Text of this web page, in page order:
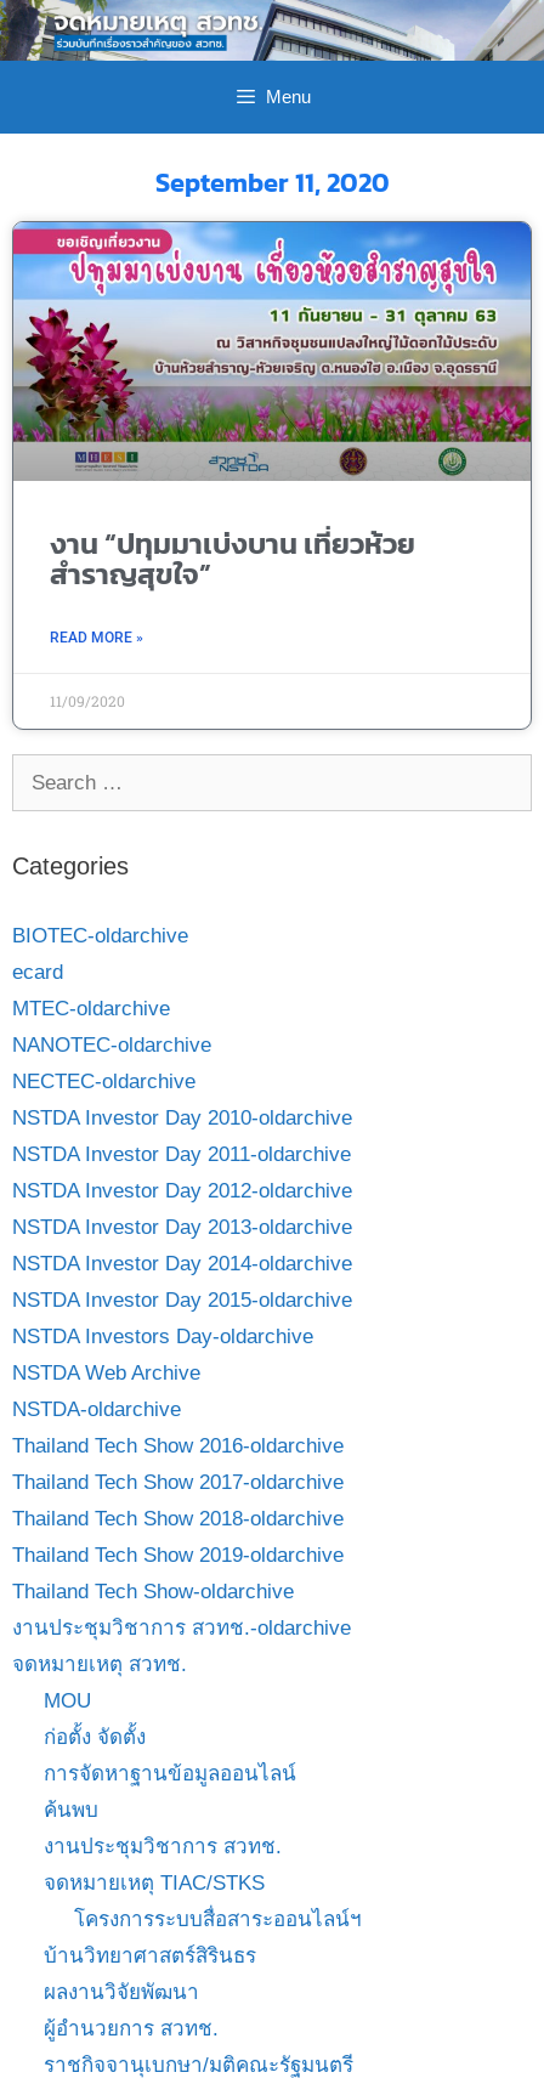
Menu
September 11, 2020
งาน “ปทุมมาเบ่งบาน เที่ยวห้วย
สำราญสุขใจ”
READ MORE »
11/09/2020
Categories
BIOTEC-oldarchive
ecard
MTEC-oldarchive
NANOTEC-oldarchive
NECTEC-oldarchive
NSTDA Investor Day 2010-oldarchive
NSTDA Investor Day 2011-oldarchive
NSTDA Investor Day 2012-oldarchive
NSTDA Investor Day 2013-oldarchive
NSTDA Investor Day 2014-oldarchive
NSTDA Investor Day 2015-oldarchive
NSTDA Investors Day-oldarchive
NSTDA Web Archive
NSTDA-oldarchive
Thailand Tech Show 2016-oldarchive
Thailand Tech Show 2017-oldarchive
Thailand Tech Show 2018-oldarchive
Thailand Tech Show 2019-oldarchive
Thailand Tech Show-oldarchive
งานประชุมวิชาการ สวทช.-oldarchive
จดหมายเหตุ สวทช.
MOU
ก่อตั้ง จัดตั้ง
การจัดหาฐานข้อมูลออนไลน์
ค้นพบ
งานประชุมวิชาการ สวทช.
จดหมายเหตุ TIAC/STKS
โครงการระบบสื่อสาระออนไลน์ฯ
บ้านวิทยาศาสตร์สิรินธร
ผลงานวิจัยพัฒนา
ผู้อำนวยการ สวทช.
ราชกิจจานุเบกษา/มติคณะรัฐมนตรี